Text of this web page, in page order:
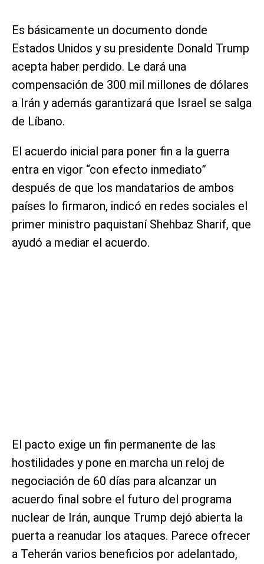
Es básicamente un documento donde
Estados Unidos y su presidente Donald Trump
acepta haber perdido. Le dará una
compensación de 300 mil millones de dólares
a Irán y además garantizará que Israel se salga
de Líbano.
El acuerdo inicial para poner fin a la guerra
entra en vigor “con efecto inmediato”
después de que los mandatarios de ambos
países lo firmaron, indicó en redes sociales el
primer ministro paquistaní Shehbaz Sharif, que
ayudó a mediar el acuerdo.
El pacto exige un fin permanente de las
hostilidades y pone en marcha un reloj de
negociación de 60 días para alcanzar un
acuerdo final sobre el futuro del programa
nuclear de Irán, aunque Trump dejó abierta la
puerta a reanudar los ataques. Parece ofrecer
a Teherán varios beneficios por adelantado,